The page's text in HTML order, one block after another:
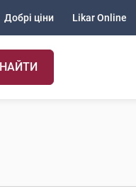
Добрі ціни Likar Online